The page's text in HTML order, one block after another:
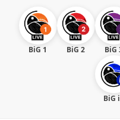
BiG 1 BiG 2 BiG
BiG